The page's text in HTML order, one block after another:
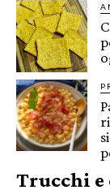
Trucchi